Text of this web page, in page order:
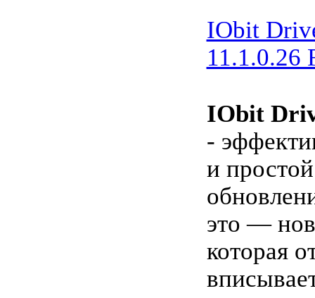
IObit
11.1.0.26
IObit
-
и
это —
которая